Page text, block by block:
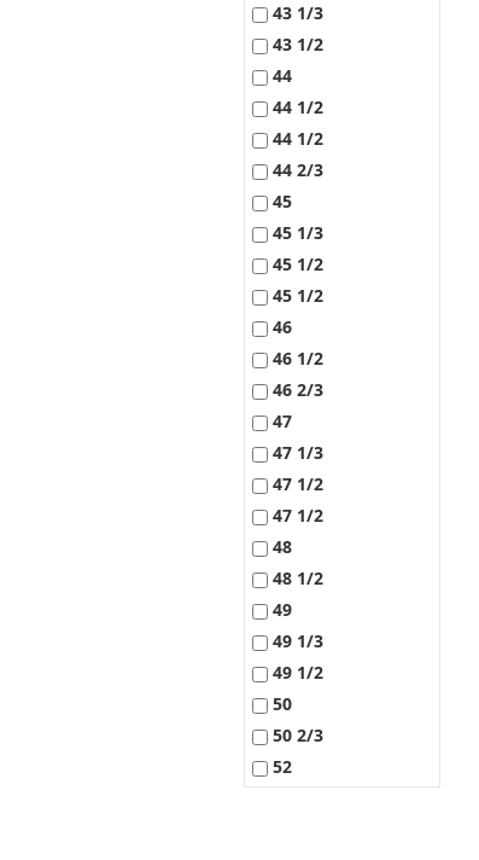
43 1/3
43 1/2
44
44 1/2
44 1/2
44 2/3
45
45 1/3
45 1/2
45 1/2
46
46 1/2
46 2/3
47
47 1/3
47 1/2
47 1/2
48
48 1/2
49
49 1/3
49 1/2
50
50 2/3
52